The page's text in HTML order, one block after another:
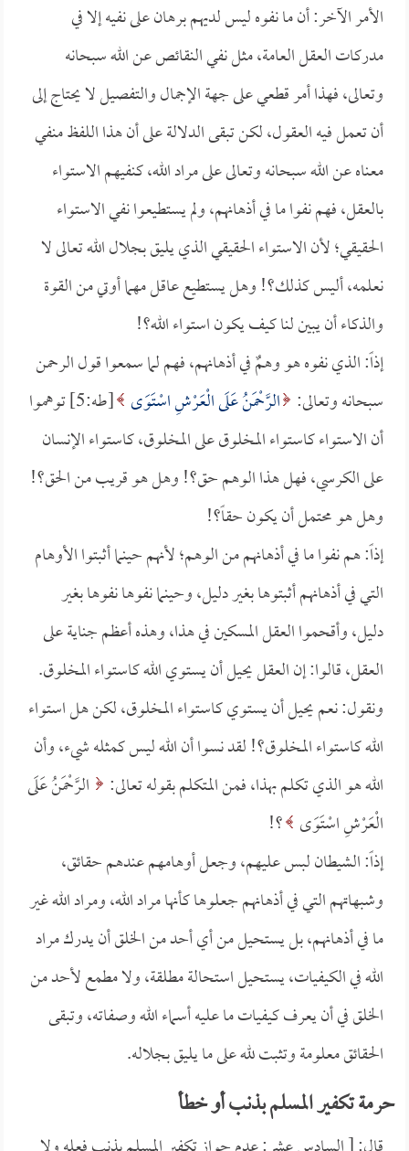
الأمر الآخر: أن ما نفوه ليس لديهم برهان على نفيه إلا في
مدركات العقل العامة، مثل نفي النقائص عن الله سبحانه
وتعالى، فهذا أمر قطعي على جهة الإجمال والتفصيل لا يحتاج إلى
أن تعمل فيه العقول، لكن تبقى الدلالة على أن هذا اللفظ منفي
معناه عن الله سبحانه وتعالى على مراد الله، كنفيهم الاستواء
بالعقل، فهم نفوا ما في أذهانهم، ولم يستطيعوا نفي الاستواء
الحقيقي؛ لأن الاستواء الحقيقي الذي يليق بجلال الله تعالى لا
نعلمه، أليس كذلك؟! وهل يستطيع عاقل مهما أوتي من القوة
والذكاء أن يبين لنا كيف يكون استواء الله؟!
إذاً: الذي نفوه هو وهمٌ في أذهانهم، فهم لما سمعوا قول الرحمن
سبحانه وتعالى: الرَّحْمَنُ عَلَى الْعَرْشِ اسْتَوَى
[طه:5] توهموا
أن الاستواء كاستواء المخلوق على المخلوق، كاستواء الإنسان
على الكرسي، فهل هذا الوهم حق؟! وهل هو قريب من الحق؟!
وهل هو محتمل أن يكون حقاً؟!
إذاً: هم نفوا ما في أذهانهم من الوهم؛ لأنهم حينما أثبتوا الأوهام
التي في أذهانهم أثبتوها بغير دليل، وحينما نفوها نفوها بغير
دليل، وأقحموا العقل المسكين في هذا، وهذه أعظم جناية على
العقل، قالوا: إن العقل يحيل أن يستوي الله كاستواء المخلوق.
ونقول: نعم يحيل أن يستوي كاستواء المخلوق، لكن هل استواء
الله كاستواء المخلوق؟! لقد نسوا أن الله ليس كمثله شيء، وأن
الله هو الذي تكلم بهذا، فمن المتكلم بقوله تعالى:
الرَّحْمَنُ عَلَى
الْعَرْشِ اسْتَوَى ؟!
إذاً: الشيطان لبس عليهم، وجعل أوهامهم عندهم حقائق،
وشبهاتهم التي في أذهانهم جعلوها كأنها مراد الله، ومراد الله غير
ما في أذهانهم، بل يستحيل من أي أحد من الخلق أن يدرك مراد
الله في الكيفيات، يستحيل استحالة مطلقة، ولا مطمع لأحد من
الخلق في أن يعرف كيفيات ما عليه أسماء الله وصفاته، وتبقى
الحقائق معلومة وتثبت لله على ما يليق بجلاله.
حرمة تكفير المسلم بذنب أو خطأ